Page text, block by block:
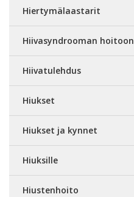
Hiertymälaastarit
Hiivasyndrooman hoitoon
Hiivatulehdus
Hiukset
Hiukset ja kynnet
Hiuksille
Hiustenhoito